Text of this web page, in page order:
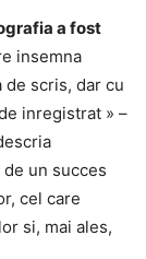
a fost
insemna
de scris, dar cu
inregistrat » –
un succes
cel care
si, mai ales,